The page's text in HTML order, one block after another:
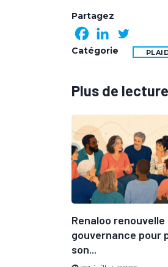
Partagez
Catégorie
Plus de lecture
Renaloo renouvelle
gouvernance pour
son...